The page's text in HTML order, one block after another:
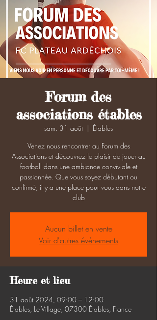
Forum des
associations étables
sam. 31 août
  |
Étables
Venez nous rencontrer au Forum des
Associations et découvrez le plaisir de jouer au
football dans une ambiance conviviale et
passionnée. Que vous soyez débutant ou
confirmé, il y a une place pour vous dans notre
club
Aucun billet en vente
Voir d'autres événements
Heure et lieu
31 août 2024, 09:00 – 12:00
Étables, Le Village, 07300 Étables, France